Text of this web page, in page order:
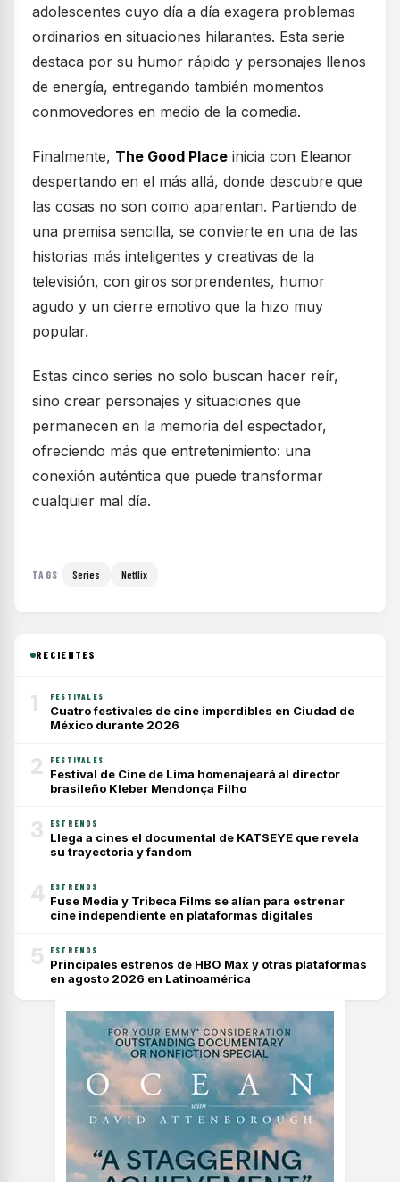
adolescentes cuyo día a día exagera problemas
ordinarios en situaciones hilarantes. Esta serie
destaca por su humor rápido y personajes llenos
de energía, entregando también momentos
conmovedores en medio de la comedia.
Finalmente, The Good Place inicia con Eleanor
despertando en el más allá, donde descubre que
las cosas no son como aparentan. Partiendo de
una premisa sencilla, se convierte en una de las
historias más inteligentes y creativas de la
televisión, con giros sorprendentes, humor
agudo y un cierre emotivo que la hizo muy
popular.
Estas cinco series no solo buscan hacer reír,
sino crear personajes y situaciones que
permanecen en la memoria del espectador,
ofreciendo más que entretenimiento: una
conexión auténtica que puede transformar
cualquier mal día.
TAGS Series Netflix
RECIENTES
1 FESTIVALES
Cuatro festivales de cine imperdibles en Ciudad de
México durante 2026
2 FESTIVALES
Festival de Cine de Lima homenajeará al director
brasileño Kleber Mendonça Filho
3 ESTRENOS
Llega a cines el documental de KATSEYE que revela
su trayectoria y fandom
4 ESTRENOS
Fuse Media y Tribeca Films se alían para estrenar
cine independiente en plataformas digitales
5 ESTRENOS
Principales estrenos de HBO Max y otras plataformas
en agosto 2026 en Latinoamérica